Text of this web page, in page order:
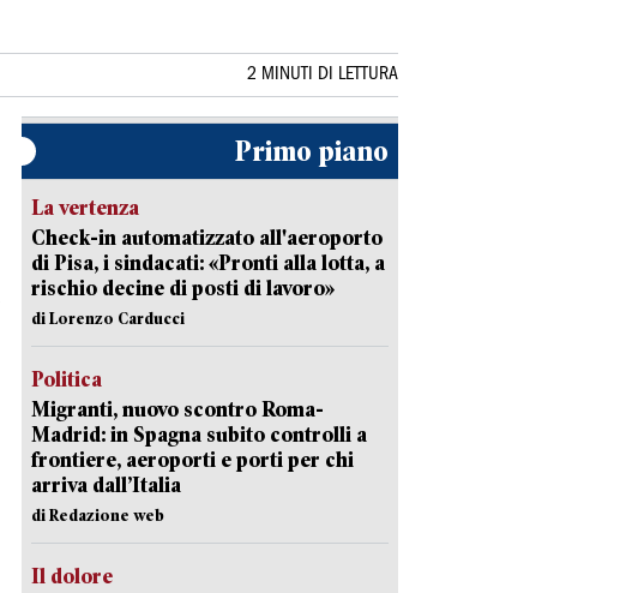
2 MINUTI DI LETTURA
Primo piano
La vertenza
Check-in automatizzato all'aeroporto
di Pisa, i sindacati: «Pronti alla lotta, a
rischio decine di posti di lavoro»
di Lorenzo Carducci
Politica
Migranti, nuovo scontro Roma-
Madrid: in Spagna subito controlli a
frontiere, aeroporti e porti per chi
arriva dall’Italia
di Redazione web
Il dolore